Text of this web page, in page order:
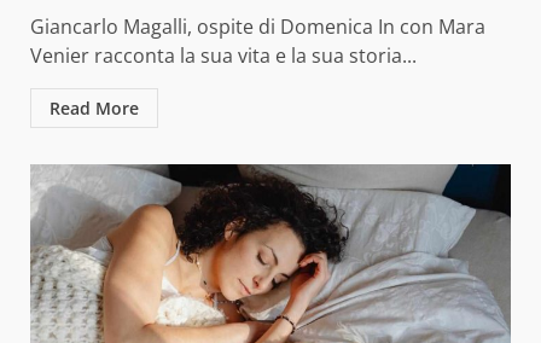
Giancarlo Magalli, ospite di Domenica In con Mara
Venier racconta la sua vita e la sua storia...
Read More